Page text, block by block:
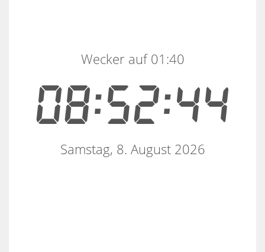
08:52:44
Wecker auf 01:40
Samstag, 8. August 2026